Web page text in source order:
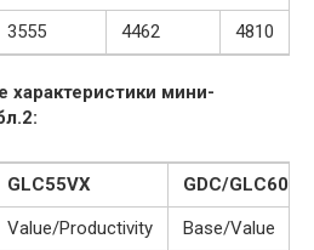
3555 4462 4810
характеристики мини-
GLC55VX
GDC/GLC60VX
Value/Productivity
Base/Value